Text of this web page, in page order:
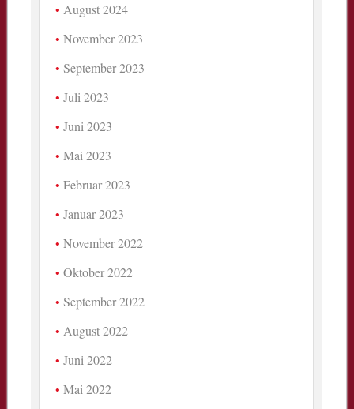
August 2024
November 2023
September 2023
Juli 2023
Juni 2023
Mai 2023
Februar 2023
Januar 2023
November 2022
Oktober 2022
September 2022
August 2022
Juni 2022
Mai 2022